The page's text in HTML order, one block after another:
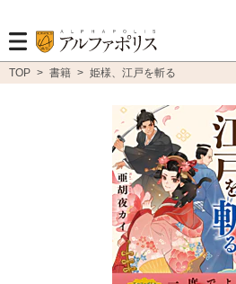
TOP > 書籍 > 姫様、江戸を斬る